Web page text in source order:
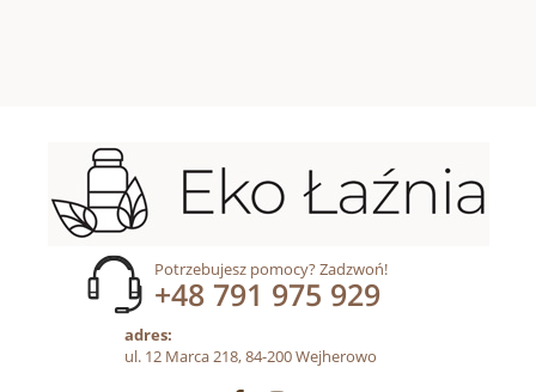
Potrzebujesz pomocy? Zadzwoń!
+48 791 975 929
adres:
ul. 12 Marca 218, 84-200 Wejherowo